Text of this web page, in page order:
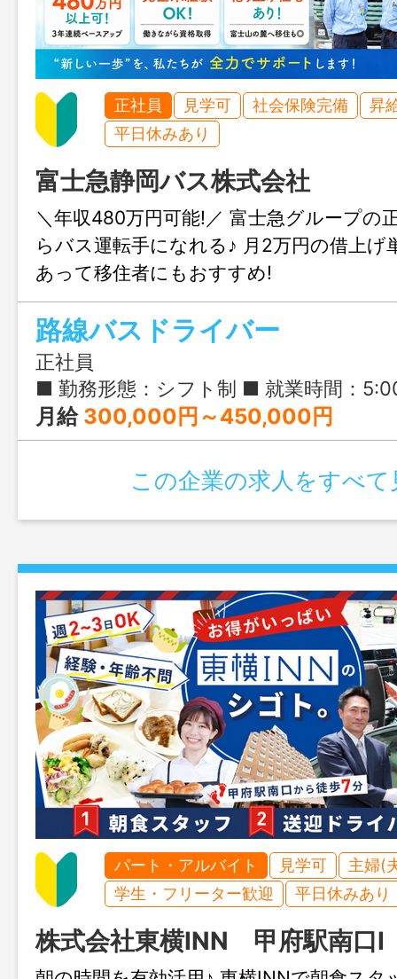
正社員 見学可 社会保険完備
昇
平日休みあり
富士急静岡バス株式会社
＼年収480万円可能!／ 富士急グループの
らバス運転手になれる♪ 月2万円の借上げ
あって移住者にもおすすめ!
路線バスドライバー
正社員
■ 勤務形態：シフト制 ■ 就業時間：5:00-22:00の間 ※ 6:00～7:30出社がほとんどです ※ 路線バスの運行は18:30～20:30の間に終了するものがほとんどです ※ 計画で時間
月給 300,000円～450,000円
この企業の求人をすべて
パート・アルバイト 見学可
主婦(
学生・フリーター歓迎
平日休みあり
株式会社東横INN 甲府駅南口I